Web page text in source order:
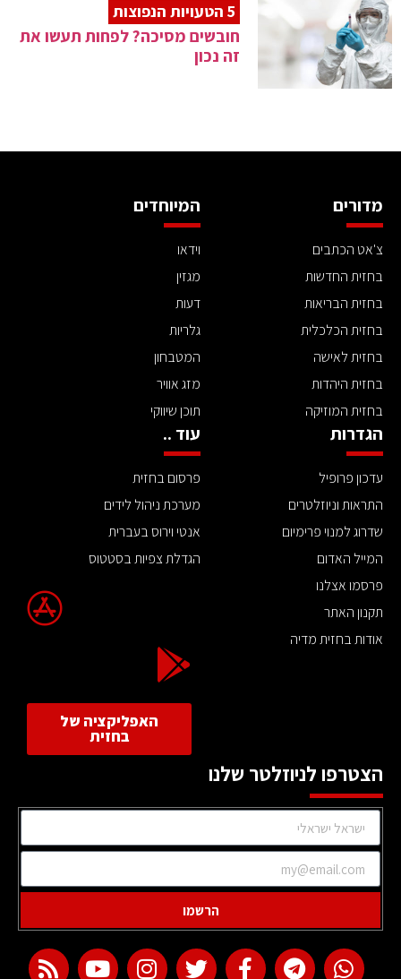
5 הטעויות הנפוצות
חובשים מסיכה? לפחות תעשו את
זה נכון
מדורים
צ'אט הכתבים
בחזית החדשות
בחזית הבריאות
בחזית הכלכלית
בחזית לאישה
בחזית היהדות
בחזית המוזיקה
המיוחדים
וידאו
מגזין
דעות
גלריות
המטבחון
מזג אוויר
תוכן שיווקי
הגדרות
עדכון פרופיל
התראות וניוזלטרים
שדרוג למנוי פרימיום
המייל האדום
פרסמו אצלנו
תקנון האתר
אודות בחזית מדיה
עוד ..
פרסום בחזית
מערכת ניהול לידים
אנטי וירוס בעברית
הגדלת צפיות בסטטוס
האפליקציה של
בחזית
הצטרפו לניוזלטר שלנו
הרשמו